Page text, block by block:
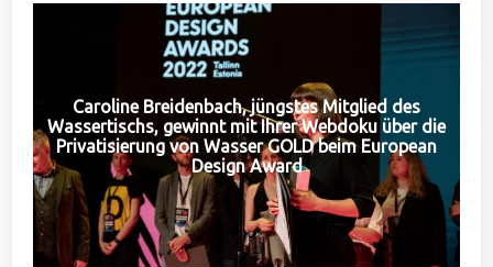
Caroline Breidenbach, jüngstes Mitglied des
Wassertischs, gewinnt mit Ihrer Webdoku über die
Privatisierung von Wasser GOLD beim European
Design Award